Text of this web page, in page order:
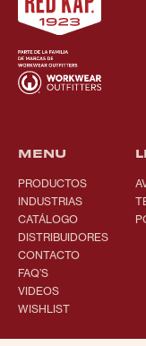
MENU
PRODUCTOS
INDUSTRIAS
CATÁLOGO
DISTRIBUIDORES
CONTACTO
FAQ’S
VIDEOS
WISHLIST